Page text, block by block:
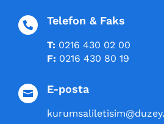
 Telefon & Faks
T: 0216 430 02 00
F: 0216 430 80 19
 E-posta